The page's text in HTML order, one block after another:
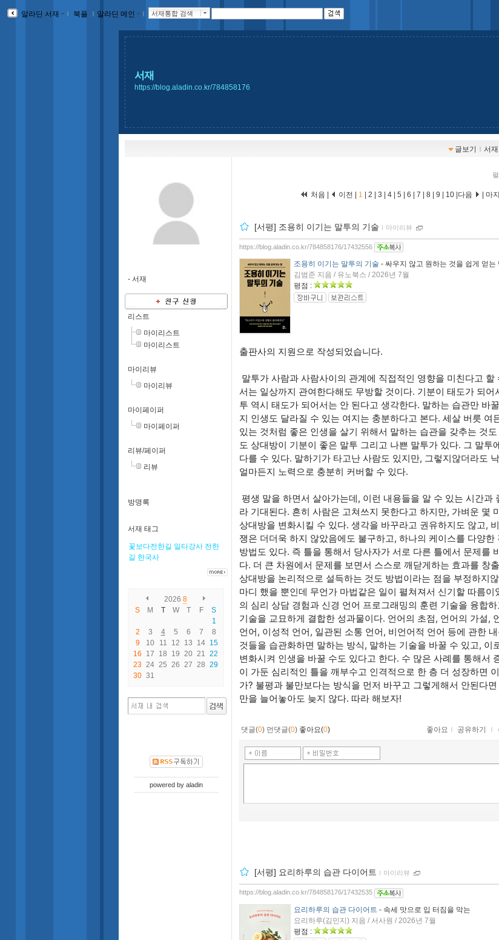
알라딘 서재 ｌ 북플 ｌ 알라딘 메인 ｌ 서재통합 검색
서재
https://blog.aladin.co.kr/784858176
글보기 ｌ 서
- 서재
리스트
마이리스트
마이리스트
마이리뷰
마이리뷰
마이페이퍼
마이페이퍼
리뷰/페이퍼
리뷰
방명록
서재 태그
꽃보다전한길 일타강사 전한
길 한국사
2026 8
S
M T W T F
S
1
2
3 4 5 6 7
8
9
10 11 12 13 14 15
16
17 18 19 20 21 22
23 24 25 26 27 28 29
30 31
powered by aladin
처음 | 이전 | 1 2 3 4 5 6 7 8 9 10 다음 마
[서평] 조용히 이기는 말투의 기술 ｌ 마이리뷰
https://blog.aladin.co.kr/784858176/17432556
조용히 이기는 말투의 기술 - 싸우지 않고 원하는 것을 쉽게 얻는
김범준 지음 / 유노북스 / 2026년 7월
평점 :
출판사의 지원으로 작성되었습니다.
말투가 사람과 사람사이의 관계에 직접적인 영향을 미친다고 할
서는 일상까지 관여한다해도 무방할 것이다. 기분이 태도가 되어
투 역시 태도가 되어서는 안 된다고 생각한다. 말하는 습관만 바
지 인생도 달라질 수 있는 여지는 충분하다고 본다. 세살 버릇 여
있는 것처럼 좋은 인생을 살기 위해서 말하는 습관을 갖추는 것
도 상대방이 기분이 좋은 말투 그리고 나쁜 말투가 있다. 그 말투
다를 수 있다. 말하기가 타고난 사람도 있지만, 그렇지않더라도
얼마든지 노력으로 충분히 커버할 수 있다.
평생 말을 하면서 살아가는데, 이런 내용들을 알 수 있는 시간과
라 기대된다. 흔히 사람은 고쳐쓰지 못한다고 하지만, 가벼운 몇
상대방을 변화시킬 수 있다. 생각을 바꾸라고 권유하지도 않고,
쟁은 더더욱 하지 않았음에도 불구하고, 하나의 케이스를 다양한
방법도 있다. 즉 틀을 통해서 당사자가 서로 다른 틀에서 문제를
다. 더 큰 차원에서 문제를 보면서 스스로 깨닫게하는 효과를 창
상대방을 논리적으로 설득하는 것도 방법이라는 점을 부정하지
마디 했을 뿐인데 무언가 마법같은 일이 펼쳐져서 신기할 따름이
의 심리 상담 경험과 신경 언어 프로그래밍의 훈련 기술을 융합
기술을 교묘하게 결합한 성과물이다. 언어의 초점, 언어의 가설,
언어, 이성적 언어, 일관된 소통 언어, 비언어적 언어 등에 관한
것들을 습관화하면 말하는 방식, 말하는 기술을 바꿀 수 있고, 이
변화시켜 인생을 바꿀 수도 있다고 한다. 수 많은 사례를 통해서
이 가둔 심리적인 틀을 깨부수고 인격적으로 한 층 더 성장하면
가? 불평과 불만보다는 방식을 먼저 바꾸고 그렇게해서 안된다
만을 늘어놓아도 늦지 않다. 따라 해보자!
댓글(0) 먼댓글(0) 좋아요(0) 좋아요 ｌ 공유하기 ｌ
[서평] 요리하루의 습관 다이어트 ｌ 마이리뷰
https://blog.aladin.co.kr/784858176/17432535
요리하루의 습관 다이어트 - 속세 맛으로 입 터짐을 막는
요리하루(김민지) 지음 / 서사원 / 2026년 7월
평점 :